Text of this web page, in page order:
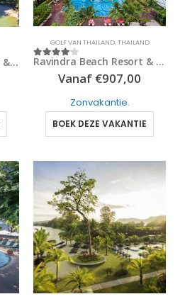
Phuket Marriott Resort & Spa
GOLF VAN THAILAND,THAILAND
4out of 5 Ravindra Beach Resort & Spa
Vanaf €907,00
Zonvakantie.
BOEK DEZE VAKANTIE